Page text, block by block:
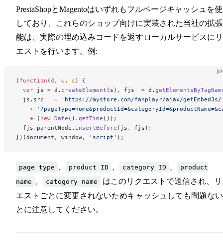
PrestaShopとMagentoはいずれもフルページキャッシュを
しており、これらのショップ向けに実装された当社の拡
能は、実際の埋め込みコードを返すローカルサービスに
エストを行います。例:
( function (d , w, s ) {
  var
js = d. createElement (s), fjs = d.
  js.src
= 'https://mystore.com/fanplayr/ajax/
    +
    +
( new Date (). getTime ());
  fjs.parentNode.
insertBefore (js, fjs);
})(document, window,
'script' );
page type product ID category ID
product
name
category name
はこのリクエストで送信され、
エストごとに変更されないためキャッシュしても問題な
とに注意してください。